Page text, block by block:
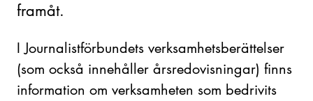
framåt.
I Journalistförbundets verksamhetsberättelser
(som också innehåller årsredovisningar) finns
information om verksamheten som bedrivits